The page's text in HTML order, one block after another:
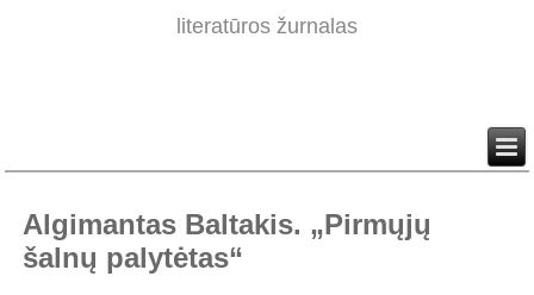
literatūros žurnalas
Algimantas Baltakis. „Pirmųjų
šalnų palytėtas“